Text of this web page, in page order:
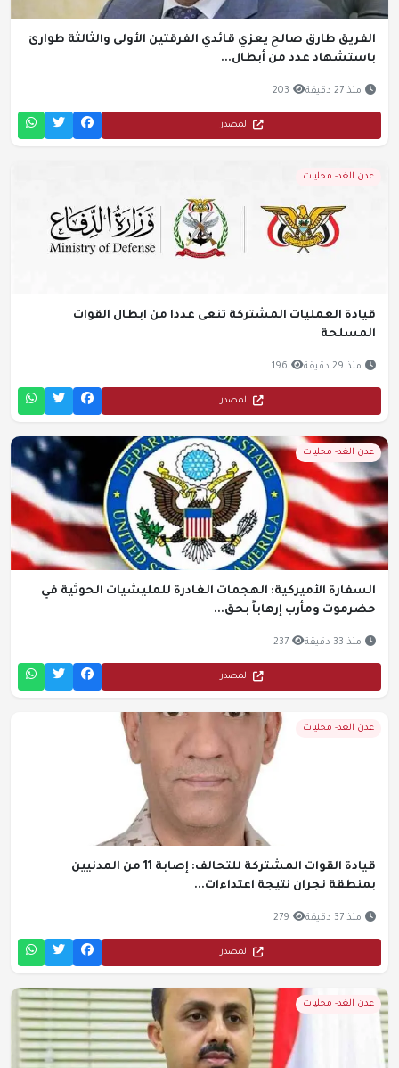
الفريق طارق صالح يعزي قائدي الفرقتين الأولى والثالثة طوارئ
باستشهاد عدد من أبطال...
منذ 27 دقيقة 203
المصدر
عدن الغد- محليات
قيادة العمليات المشتركة تنعى عددا من ابطال القوات
المسلحة
منذ 29 دقيقة 196
المصدر
عدن الغد- محليات
السفارة الأميركية: الهجمات الغادرة للمليشيات الحوثية في
حضرموت ومأرب إرهاباً بحق...
منذ 33 دقيقة 237
المصدر
عدن الغد- محليات
قيادة القوات المشتركة للتحالف: إصابة 11 من المدنيين
بمنطقة نجران نتيجة اعتداءات...
منذ 37 دقيقة 279
المصدر
عدن الغد- محليات